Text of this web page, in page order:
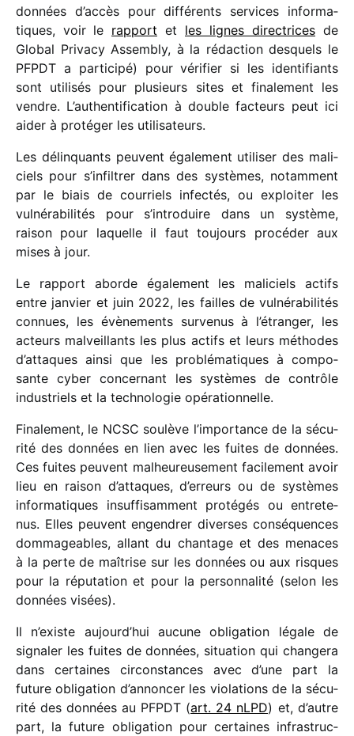
données d’accès pour diffé­rents services infor­ma­
tiques, voir le rapport et les lignes direc­trices de
Global Privacy Assembly, à la rédac­tion desquels le
PFPDT a parti­cipé) pour véri­fier si les iden­ti­fiants
sont utili­sés pour plusieurs sites et fina­le­ment les
vendre. L’authentification à double facteurs peut ici
aider à proté­ger les utilisateurs.
Les délin­quants peuvent égale­ment utili­ser des mali­
ciels pour s’infiltrer dans des systèmes, notam­ment
par le biais de cour­riels infec­tés, ou exploi­ter les
vulné­ra­bi­li­tés pour s’introduire dans un système,
raison pour laquelle il faut toujours procé­der aux
mises à jour.
Le rapport aborde égale­ment les mali­ciels actifs
entre janvier et juin 2022, les failles de vulné­ra­bi­li­tés
connues, les évène­ments surve­nus à l’étranger, les
acteurs malveillants les plus actifs et leurs méthodes
d’attaques ainsi que les problé­ma­tiques à compo­
sante cyber concer­nant les systèmes de contrôle
indus­triels et la tech­no­lo­gie opérationnelle.
Finalement, le NCSC soulève l’importance de la sécu­
rité des données en lien avec les fuites de données.
Ces fuites peuvent malheu­reu­se­ment faci­le­ment avoir
lieu en raison d’attaques, d’erreurs ou de systèmes
infor­ma­tiques insuf­fi­sam­ment proté­gés ou entre­te­
nus. Elles peuvent engen­drer diverses consé­quences
domma­geables, allant du chan­tage et des menaces
à la perte de maîtrise sur les données ou aux risques
pour la répu­ta­tion et pour la person­na­lité (selon les
données visées).
Il n’existe aujourd’hui aucune obli­ga­tion légale de
signa­ler les fuites de données, situa­tion qui chan­gera
dans certaines circons­tances avec d’une part la
future obli­ga­tion d’annoncer les viola­tions de la sécu­
rité des données au PFPDT (art. 24 nLPD) et, d’autre
part, la future obli­ga­tion pour certaines infra­struc­